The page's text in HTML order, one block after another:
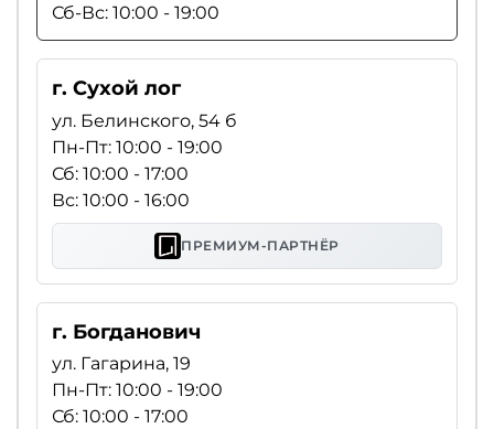
Сб-Вс: 10:00 - 19:00
г. Сухой лог
ул. Белинского, 54 б
Пн-Пт: 10:00 - 19:00
Сб: 10:00 - 17:00
Вс: 10:00 - 16:00
ПРЕМИУМ-ПАРТНЁР
г. Богданович
ул. Гагарина, 19
Пн-Пт: 10:00 - 19:00
Сб: 10:00 - 17:00